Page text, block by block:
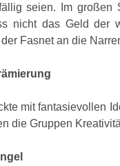
seien. Im
nicht das Geld der
Fasnet an die
mit fantasievollen
die Gruppen